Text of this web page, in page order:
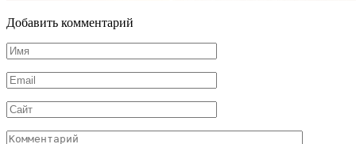
Добавить комментарий
Имя
*
Email
*
Сайт
Комментарий